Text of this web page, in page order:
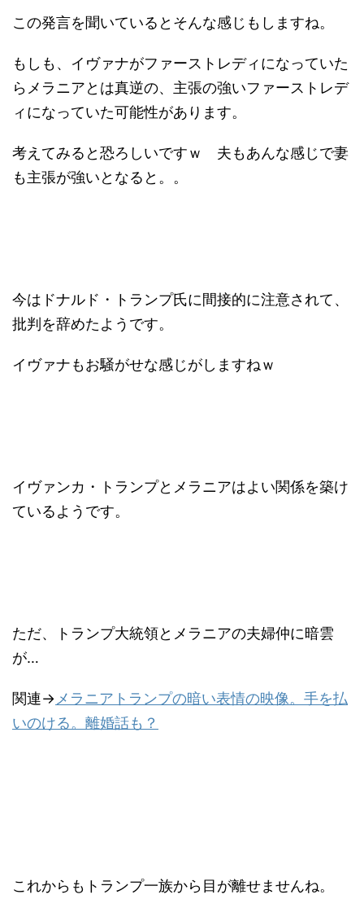
この発言を聞いているとそんな感じもしますね。
もしも、イヴァナがファーストレディになっていた
らメラニアとは真逆の、主張の強いファーストレデ
ィになっていた可能性があります。
考えてみると恐ろしいですｗ 夫もあんな感じで妻
も主張が強いとなると。。
今はドナルド・トランプ氏に間接的に注意されて、
批判を辞めたようです。
イヴァナもお騒がせな感じがしますねｗ
イヴァンカ・トランプとメラニアはよい関係を築け
ているようです。
ただ、トランプ大統領とメラニアの夫婦仲に暗雲
が…
関連→ メラニアトランプの暗い表情の映像。手を払
いのける。離婚話も？
これからもトランプ一族から目が離せませんね。